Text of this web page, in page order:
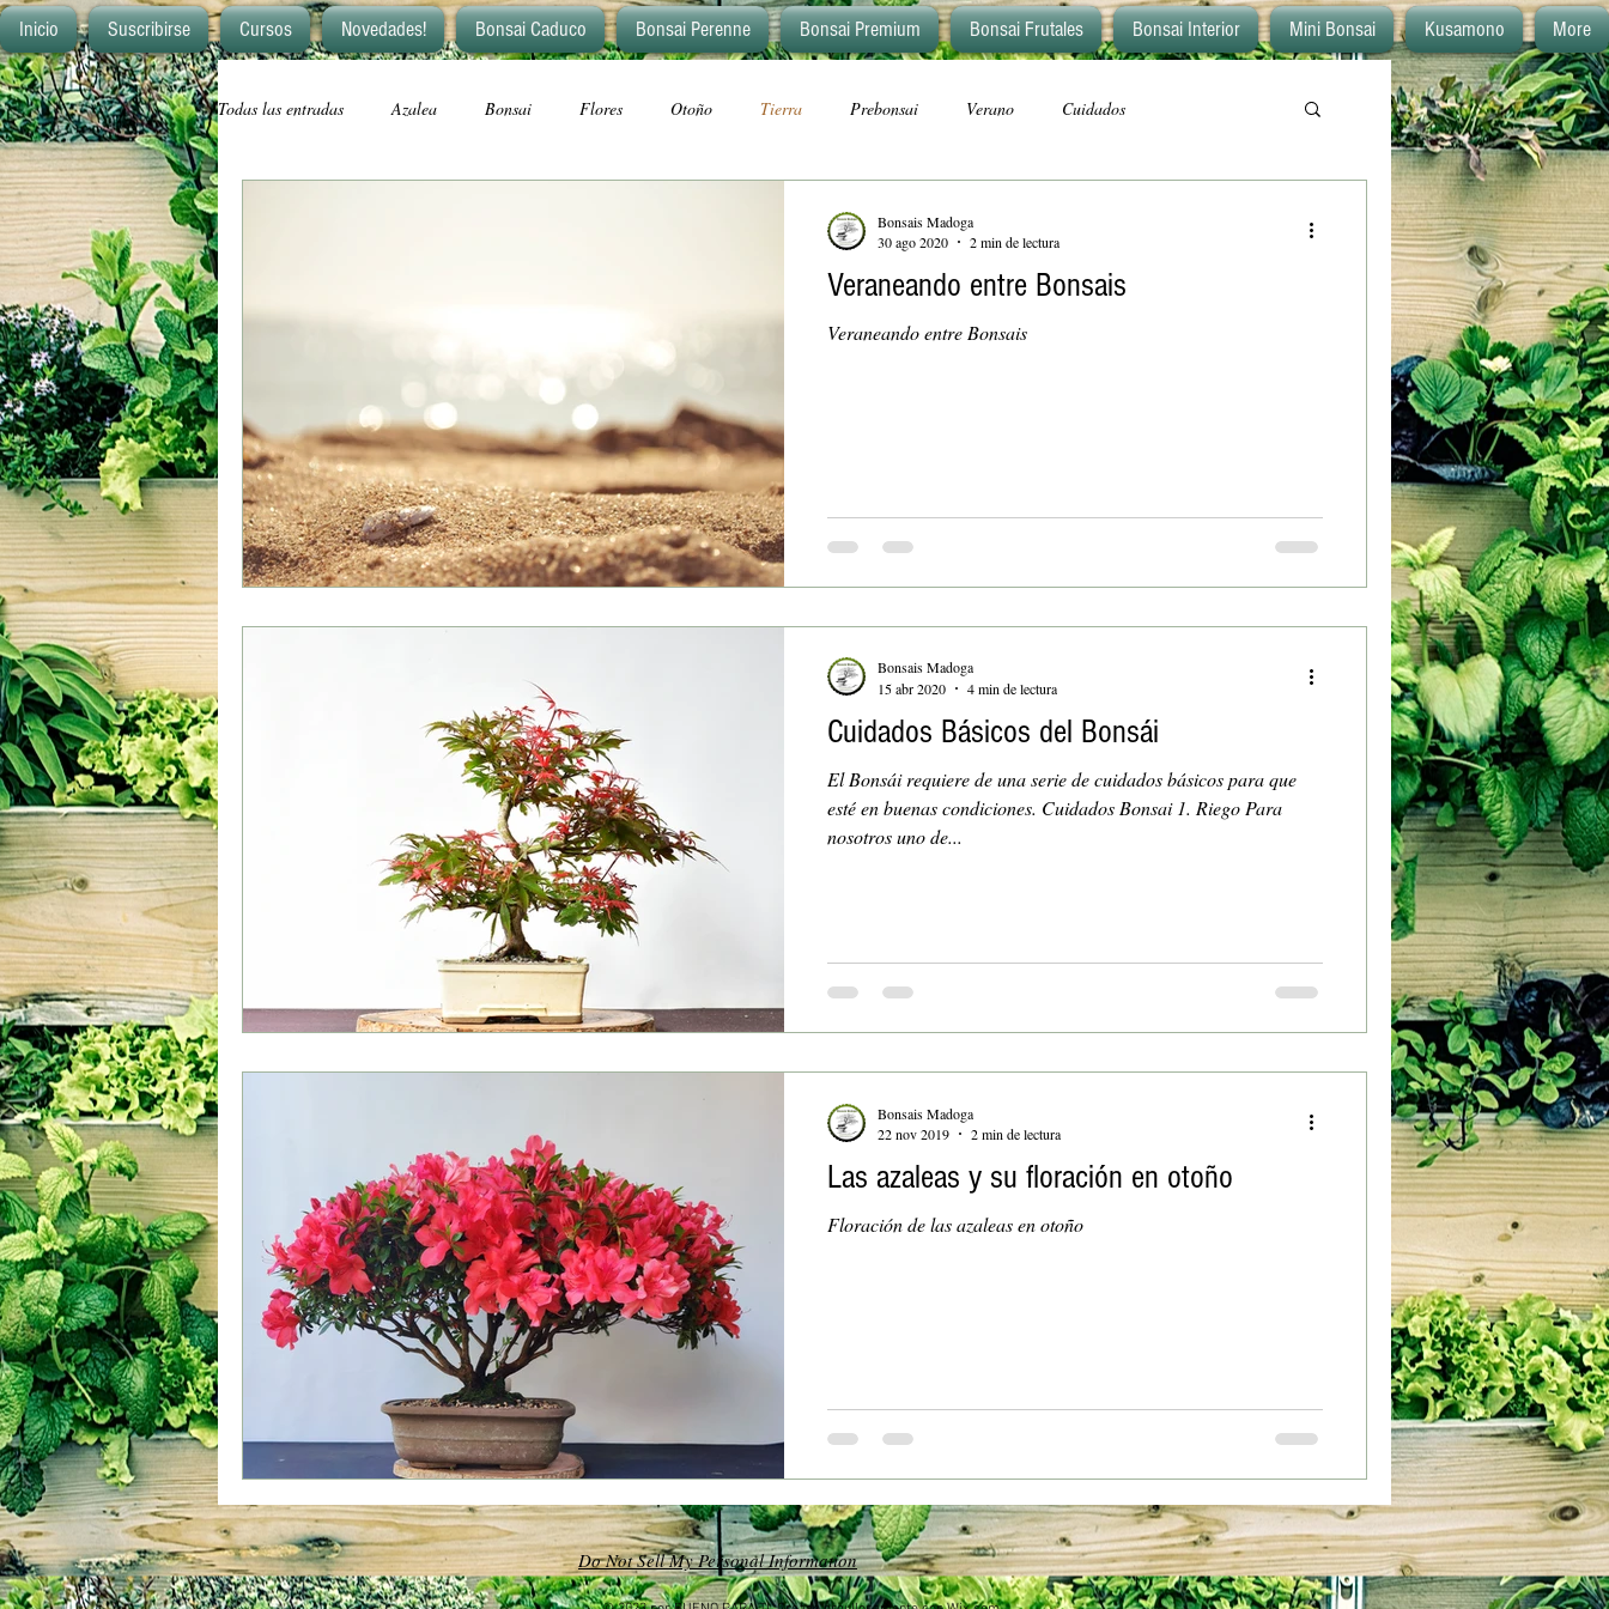
Inicio Suscribirse Cursos Novedades! Bonsai Caduco Bonsai Perenne Bonsai Premium Bonsai Frutales Bonsai Interior Mini Bonsai Kusamono More
Todas las entradas Azalea Bonsai Flores Otoño Tierra Prebonsai Verano Cuidados
Veraneando entre Bonsais
Veraneando entre Bonsais
Bonsais Madoga
30 ago 2020
2 min de lectura
Cuidados Básicos del Bonsái
El Bonsái requiere de una serie de cuidados básicos para que
esté en buenas condiciones. Cuidados Bonsai 1. Riego Para
nosotros uno de...
Bonsais Madoga
15 abr 2020
4 min de lectura
Las azaleas y su floración en otoño
Floración de las azaleas en otoño
Bonsais Madoga
22 nov 2019
2 min de lectura
Do Not Sell My Personal Information